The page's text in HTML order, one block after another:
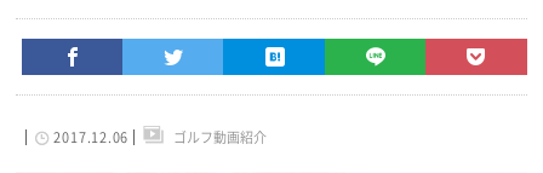
2017.12.06 ゴルフ動画紹介